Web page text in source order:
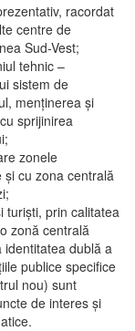
racordat
centre de
Sud-Vest;
tehnic –
sistem de
menţinerea şi
sprijinirea
zonele
cu zona centrală
turişti, prin calitatea
zonă centrală
dublă a
publice specifice
nou) sunt
de interes şi